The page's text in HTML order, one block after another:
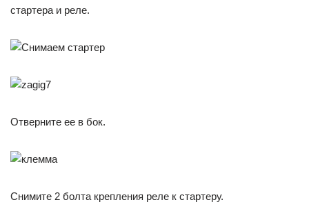
стартера и реле.
Отверните ее в бок.
Снимите 2 болта крепления реле к стартеру.